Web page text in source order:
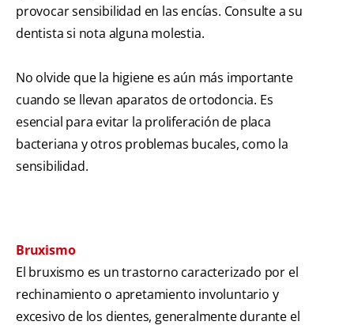
provocar sensibilidad en las encías. Consulte a su
dentista si nota alguna molestia.
No olvide que la higiene es aún más importante
cuando se llevan aparatos de ortodoncia. Es
esencial para evitar la proliferación de placa
bacteriana y otros problemas bucales, como la
sensibilidad.
Bruxismo
El bruxismo es un trastorno caracterizado por el
rechinamiento o apretamiento involuntario y
excesivo de los dientes, generalmente durante el